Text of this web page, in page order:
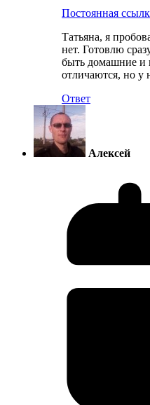
Постоянная
Татьяна, я
нет. Готовлю
быть домашние
отличаются, но у
Ответ
Алексей